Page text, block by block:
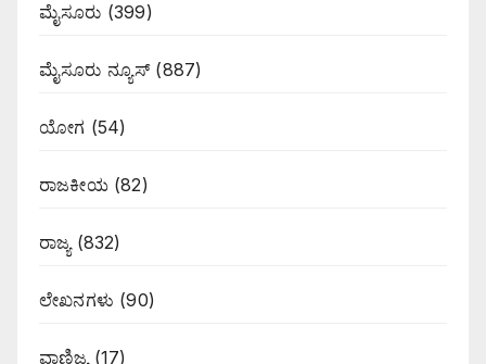
ಮೈಸೂರು (399)
ಮೈಸೂರು ನ್ಯೂಸ್(887)
ಯೋಗ (54)
ರಾಜಕೀಯ(82)
ರಾಜ್ಯ(832)
ಲೇಖನಗಳು (90)
ವಾಣಿಜ್ಯ(17)